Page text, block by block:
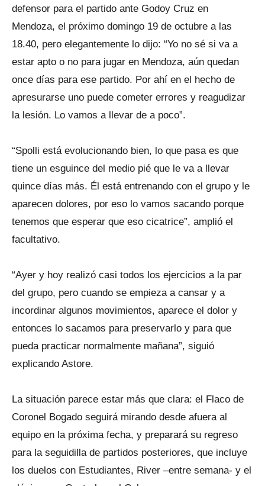
defensor para el partido ante Godoy Cruz en
Mendoza, el próximo domingo 19 de octubre a las
18.40, pero elegantemente lo dijo: “Yo no sé si va a
estar apto o no para jugar en Mendoza, aún quedan
once días para ese partido. Por ahí en el hecho de
apresurarse uno puede cometer errores y reagudizar
la lesión. Lo vamos a llevar de a poco”.
“Spolli está evolucionando bien, lo que pasa es que
tiene un esguince del medio pié que le va a llevar
quince días más. Él está entrenando con el grupo y le
aparecen dolores, por eso lo vamos sacando porque
tenemos que esperar que eso cicatrice”, amplió el
facultativo.
“Ayer y hoy realizó casi todos los ejercicios a la par
del grupo, pero cuando se empieza a cansar y a
incordinar algunos movimientos, aparece el dolor y
entonces lo sacamos para preservarlo y para que
pueda practicar normalmente mañana”, siguió
explicando Astore.
La situación parece estar más que clara: el Flaco de
Coronel Bogado seguirá mirando desde afuera al
equipo en la próxima fecha, y preparará su regreso
para la seguidilla de partidos posteriores, que incluye
los duelos con Estudiantes, River –entre semana- y el